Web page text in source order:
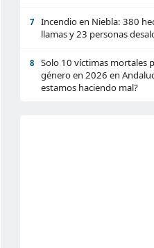
7
Incendio en Niebla: 380
llamas y 23 personas
8
Solo 10 víctimas mortales
género en 2026 en
estamos haciendo mal?